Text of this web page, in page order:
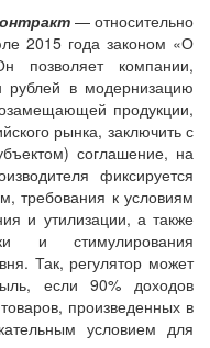
— относительно
2015 года законом «О
позволяет компании,
в модернизацию
продукции,
рынка, заключить с
соглашение, на
фиксируется
требования к условиям
и утилизации, а также
и стимулирования
Так, регулятор может
если 90% доходов
произведенных в
условием для